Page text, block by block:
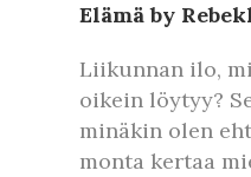
Elämä by
Liikunnan ilo,
oikein löytyy?
minäkin olen
monta kertaa